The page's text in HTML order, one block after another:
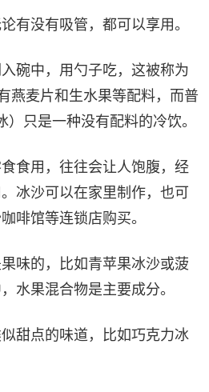
有没有吸管，都可以享用。
碗中，用勺子吃，这被称为
燕麦片和生水果等配料，而普
）只是一种没有配料的冷饮。
食用，往往会让人饱腹，经
冰沙可以在家里制作，也可
啡馆等连锁店购买。
味的，比如青苹果冰沙或菠
水果混合物是主要成分。
甜点的味道，比如巧克力冰